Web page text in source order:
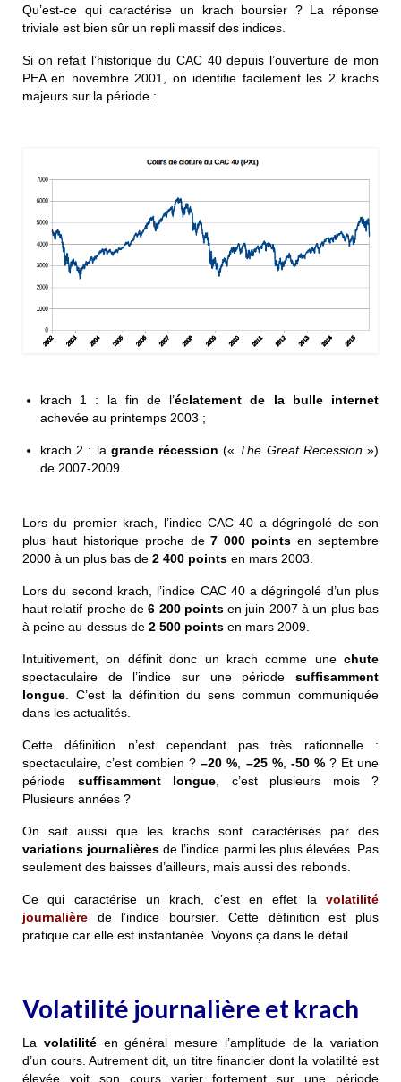
Qu’est-ce qui caractérise un krach boursier ? La réponse
triviale est bien sûr un repli massif des indices.
Si on refait l’historique du CAC 40 depuis l’ouverture de mon
PEA en novembre 2001, on identifie facilement les 2 krachs
majeurs sur la période :
krach 1 : la fin de l’éclatement de la bulle internet
achevée au printemps 2003 ;
krach 2 : la grande récession (« The Great Recession»)
de 2007-2009.
Lors du premier krach, l’indice CAC 40 a dégringolé de son
plus haut historique proche de7 000 points en septembre
2000 à un plus bas de 2 400 points en mars 2003.
Lors du second krach, l’indice CAC 40 a dégringolé d’un plus
haut relatif proche de6 200 pointsen juin 2007 à un plus bas
à peine au-dessus de 2 500 points en mars 2009.
Intuitivement, on définit donc un krach comme une chute
spectaculaire de l’indice sur une période suffisamment
longue . C’est la définition du sens commun communiquée
dans les actualités.
Cette définition n’est cependant pas très rationnelle :
spectaculaire , c’est combien ?–20 % –25 %, -50 % ? Et une
période suffisamment longue , c’est plusieurs mois ?
Plusieurs années ?
On sait aussi que les krachs sont caractérisés par des
variations journalières de l’indice parmi les plus élevées. Pas
seulement des baisses d’ailleurs, mais aussi des rebonds.
Ce qui caractérise un krach, c’est en effet la volatilité
journalière de l’indice boursier. Cette définition est plus
pratique car elle est instantanée. Voyons ça dans le détail.
Volatilité journalière et krach
La volatilitéen général mesure l’amplitude de la variation
d’un cours. Autrement dit, un titre financier dont la volatilité est
élevée voit son cours varier fortement sur une période